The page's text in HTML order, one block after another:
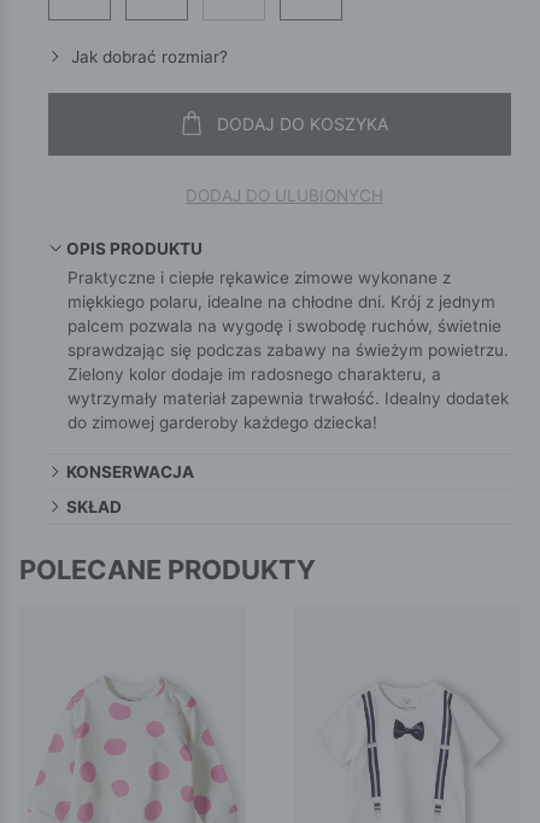
Jak dobrać rozmiar?
DODAJ DO KOSZYKA
DODAJ DO ULUBIONYCH
OPIS PRODUKTU
Praktyczne i ciepłe rękawice zimowe wykonane z
miękkiego polaru, idealne na chłodne dni. Krój z jednym
palcem pozwala na wygodę i swobodę ruchów, świetnie
sprawdzając się podczas zabawy na świeżym powietrzu.
Zielony kolor dodaje im radosnego charakteru, a
wytrzymały materiał zapewnia trwałość. Idealny dodatek
do zimowej garderoby każdego dziecka!
KONSERWACJA
SKŁAD
POLECANE PRODUKTY